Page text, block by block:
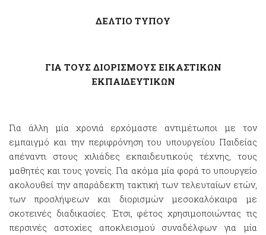
ΔΕΛΤΙΟ ΤΥΠΟΥ
ΓΙΑ ΤΟΥΣ ΔΙΟΡΙΣΜΟΥΣ ΕΙΚΑΣΤΙΚΩΝ
ΕΚΠΑΙΔΕΥΤΙΚΩΝ
Για άλλη μία χρονιά ερχόμαστε αντιμέτωποι με τον
εμπαιγμό και την περιφρόνηση του υπουργείου Παιδείας
απέναντι στους χιλιάδες εκπαιδευτικούς τέχνης, τους
μαθητές και τους γονείς. Για ακόμα μία φορά το υπουργείο
ακολουθεί την απαράδεκτη τακτική των τελευταίων ετών,
των προσλήψεων και διορισμών μεσοκαλόκαιρα με
σκοτεινές διαδικασίες. Έτσι, φέτος χρησιμοποιώντας τις
περσινές αστοχίες αποκλεισμού συναδέλφων για μία